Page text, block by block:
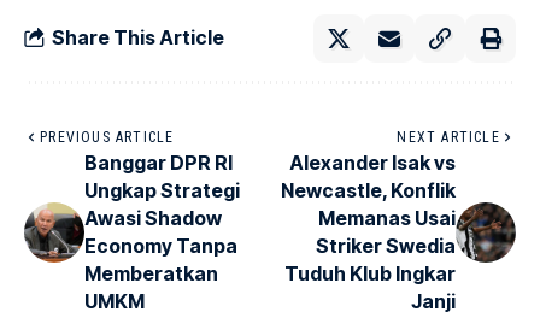
Share This Article
PREVIOUS ARTICLE
Banggar DPR RI
Ungkap Strategi
Awasi Shadow
Economy Tanpa
Memberatkan
UMKM
NEXT ARTICLE
Alexander Isak vs
Newcastle, Konflik
Memanas Usai
Striker Swedia
Tuduh Klub Ingkar
Janji